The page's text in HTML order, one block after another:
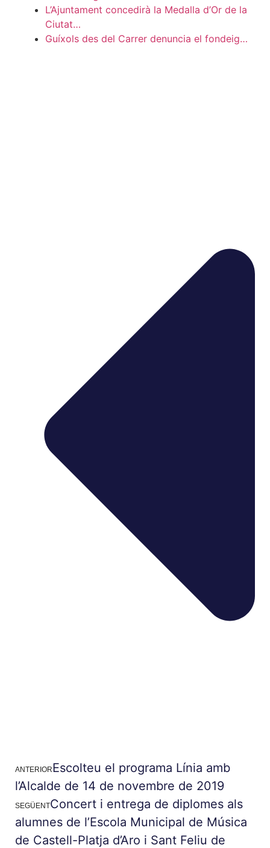
L’Ajuntament concedirà la Medalla d’Or de la
Ciutat…
Guíxols des del Carrer denuncia el fondeig…
ANTERIOREscolteu el programa Línia amb
l’Alcalde de 14 de novembre de 2019
SEGÜENTConcert i entrega de diplomes als
alumnes de l’Escola Municipal de Música
de Castell-Platja d’Aro i Sant Feliu de